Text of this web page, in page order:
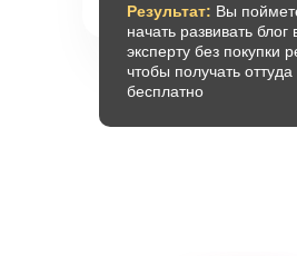
Результат: Вы
начать развивать блог
эксперту без покупки
чтобы получать оттуда
бесплатно